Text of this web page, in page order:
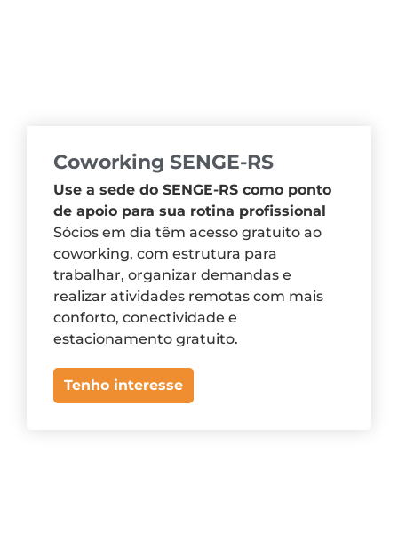
Coworking SENGE-RS
Use a sede do SENGE-RS como ponto
de apoio para sua rotina profissional
Sócios em dia têm acesso gratuito ao
coworking, com estrutura para
trabalhar, organizar demandas e
realizar atividades remotas com mais
conforto, conectividade e
estacionamento gratuito.
Tenho interesse